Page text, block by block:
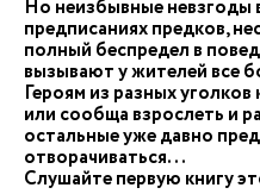
Но неизбывные невзгоды
предписаниях предков,
полный беспредел в
вызывают у жителей все
Героям из разных
или сообща взрослеть и
остальные уже давно
отворачиваться...
Слушайте первую книгу